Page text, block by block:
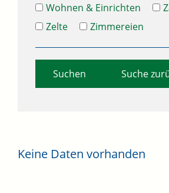
Wohnen & Einrichten
Zelte
Zimmereien
Suche
Keine Daten vorhanden